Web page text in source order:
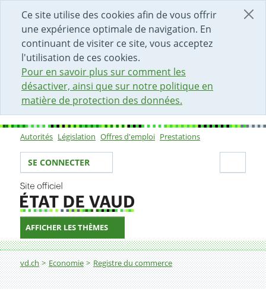
Ce site utilise des cookies afin de vous offrir
une expérience optimale de navigation. En
continuant de visiter ce site, vous acceptez
l'utilisation de ces cookies.
Pour en savoir plus sur comment les
désactiver, ainsi que sur notre politique en
matière de protection des données.
DÉBUT DU CONTENU DE LA PAGE
ACCÈS AU CHAMP DE RECHERCHE
PAGE D'ACCUEIL
FORMULAIRE DE CONTACT
Sous-navigation
Autorités Législation Offres d'emploi Prestations
Votre identité
SE CONNECTER
AFFICHER LES THÈMES
Fil d'Ariane
vd.ch Economie Registre du commerce
Radier une société à responsabilité limitée du registre